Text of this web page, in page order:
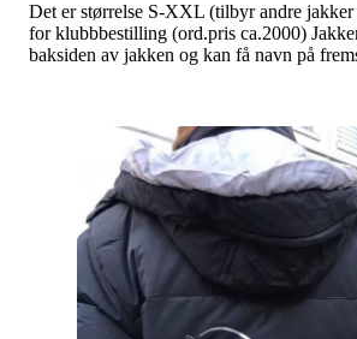
Det er størrelse S-XXL (tilbyr andre
for klubbbestilling (ord.pris ca.2000)
baksiden av jakken og kan få navn på